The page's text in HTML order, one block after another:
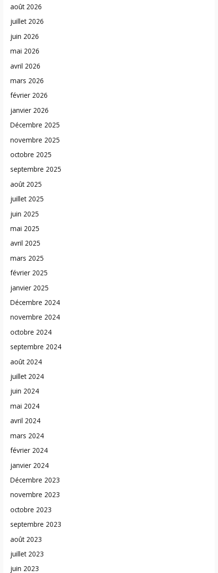
août 2026
juillet 2026
juin 2026
mai 2026
avril 2026
mars 2026
février 2026
janvier 2026
Décembre 2025
novembre 2025
octobre 2025
septembre 2025
août 2025
juillet 2025
juin 2025
mai 2025
avril 2025
mars 2025
février 2025
janvier 2025
Décembre 2024
novembre 2024
octobre 2024
septembre 2024
août 2024
juillet 2024
juin 2024
mai 2024
avril 2024
mars 2024
février 2024
janvier 2024
Décembre 2023
novembre 2023
octobre 2023
septembre 2023
août 2023
juillet 2023
juin 2023